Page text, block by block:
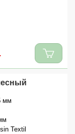
мм
Textil